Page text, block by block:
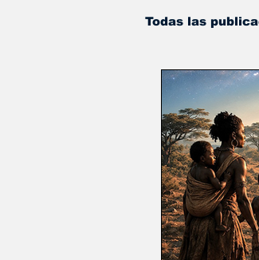
Todas las
De interés